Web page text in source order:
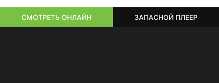
СМОТРЕТЬ ОНЛАЙН ЗАПАСНОЙ ПЛЕЕР